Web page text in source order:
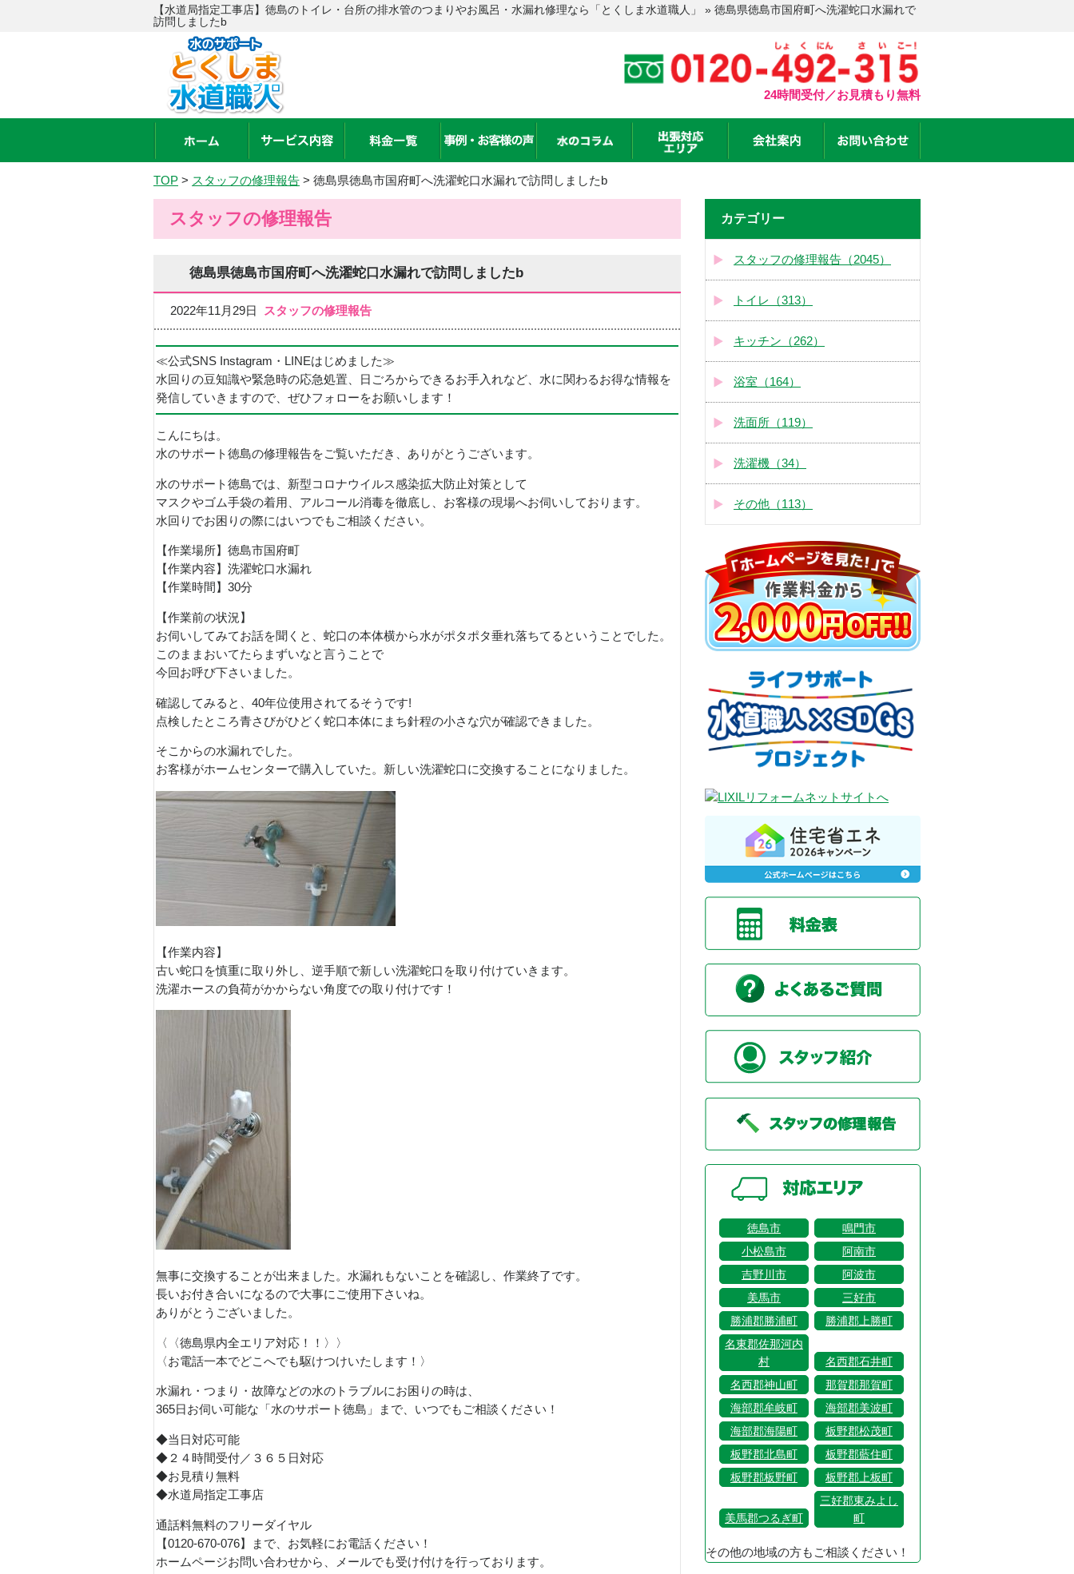
【水道局指定工事店】徳島のトイレ・台所の排水管のつまりやお風呂・水漏れ修理なら「とくしま水道職人」 » 徳島県徳島市国府町へ洗濯蛇口水漏れで
訪問しましたb
24時間受付／お見積もり無料
TOP > スタッフの修理報告 > 徳島県徳島市国府町へ洗濯蛇口水漏れで訪問しましたb
スタッフの修理報告
徳島県徳島市国府町へ洗濯蛇口水漏れで訪問しましたb
2022年11月29日 スタッフの修理報告
≪公式SNS Instagram・LINEはじめました≫
水回りの豆知識や緊急時の応急処置、日ごろからできるお手入れなど、水に関わるお得な情報を
発信していきますので、ぜひフォローをお願いします！
こんにちは。
水のサポート徳島の修理報告をご覧いただき、ありがとうございます。
水のサポート徳島では、新型コロナウイルス感染拡大防止対策として
マスクやゴム手袋の着用、アルコール消毒を徹底し、お客様の現場へお伺いしております。
水回りでお困りの際にはいつでもご相談ください。
【作業場所】徳島市国府町
【作業内容】洗濯蛇口水漏れ
【作業時間】30分
【作業前の状況】
お伺いしてみてお話を聞くと、蛇口の本体横から水がポタポタ垂れ落ちてるということでした。
このままおいてたらまずいなと言うことで
今回お呼び下さいました。
確認してみると、40年位使用されてるそうです!
点検したところ青さびがひどく蛇口本体にまち針程の小さな穴が確認できました。
そこからの水漏れでした。
お客様がホームセンターで購入していた。新しい洗濯蛇口に交換することになりました。
【作業内容】
古い蛇口を慎重に取り外し、逆手順で新しい洗濯蛇口を取り付けていきます。
洗濯ホースの負荷がかからない角度での取り付けです！
無事に交換することが出来ました。水漏れもないことを確認し、作業終了です。
長いお付き合いになるので大事にご使用下さいね。
ありがとうございました。
〈〈徳島県内全エリア対応！！〉〉
〈お電話一本でどこへでも駆けつけいたします！〉
水漏れ・つまり・故障などの水のトラブルにお困りの時は、
365日お伺い可能な「水のサポート徳島」まで、いつでもご相談ください！
◆当日対応可能
◆２４時間受付／３６５日対応
◆お見積り無料
◆水道局指定工事店
通話料無料のフリーダイヤル
【0120-670-076】まで、お気軽にお電話ください！
ホームページお問い合わせから、メールでも受け付けを行っております。
カテゴリー
スタッフの修理報告（2045）
トイレ（313）
キッチン（262）
浴室（164）
洗面所（119）
洗濯機（34）
その他（113）
徳島市
鳴門市
小松島市
阿南市
吉野川市
阿波市
美馬市
三好市
勝浦郡勝浦町
勝浦郡上勝町
名東郡佐那河内
村
名西郡石井町
名西郡神山町
那賀郡那賀町
海部郡牟岐町
海部郡美波町
海部郡海陽町
板野郡松茂町
板野郡北島町
板野郡藍住町
板野郡板野町
板野郡上板町
美馬郡つるぎ町
三好郡東みよし
町
その他の地域の方もご相談ください！